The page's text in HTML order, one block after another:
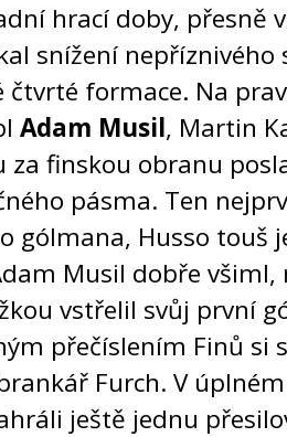
hrací doby, přesně
snížení
čtvrté formace. Na
Adam Musil, Martin
za finskou obranu
pásma. Ten
gólmana, Husso touš
Musil dobře všiml,
vstřelil svůj první
přečíslením Finů si
Furch. V
ještě jednu